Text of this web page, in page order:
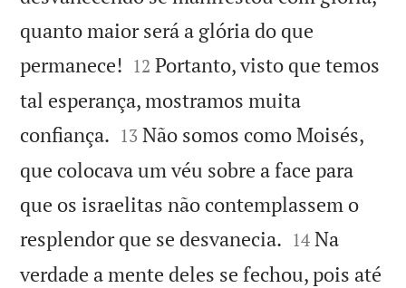
quanto maior será a glória do que
permanece! 

12 Portanto, visto que temos
tal esperança, mostramos muita
confiança. 

13 Não somos como Moisés,
que colocava um véu sobre a face para
que os israelitas não contemplassem o
resplendor que se desvanecia. 

14 Na
verdade a mente deles se fechou, pois até